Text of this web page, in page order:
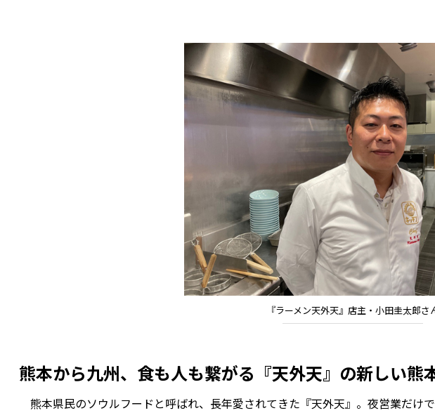
『ラーメン天外天』店主・小田圭太郎さ
熊本から九州、食も人も繋がる『天外天』の新しい熊
熊本県民のソウルフードと呼ばれ、長年愛されてきた『天外天』。夜営業だけ